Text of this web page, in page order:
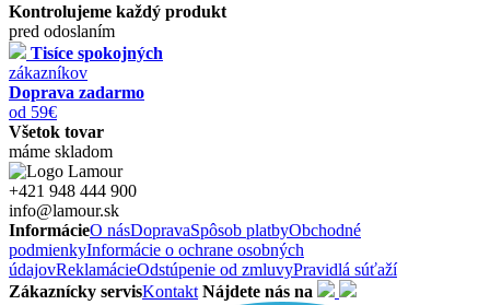
Kontrolujeme každý produkt
pred odoslaním
Tisíce spokojných
zákazníkov
Doprava zadarmo
od 59€
Všetok tovar
máme skladom
+421 948 444 900
info@lamour.sk
InformácieO násDopravaSpôsob platbyObchodné
podmienkyInformácie o ochrane osobných
údajovReklamácieOdstúpenie od zmluvyPravidlá súťaží
Zákaznícky servisKontakt Nájdete nás na